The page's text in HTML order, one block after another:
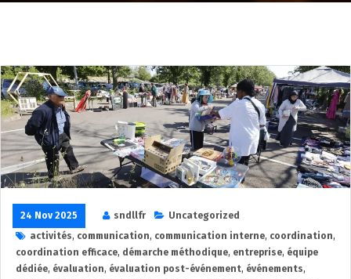
24 Nov 2025 sndllfr
Uncategorized
activités, communication, communication interne, coordination,
coordination efficace, démarche méthodique, entreprise, équipe
dédiée, évaluation, évaluation post-événement, événements,